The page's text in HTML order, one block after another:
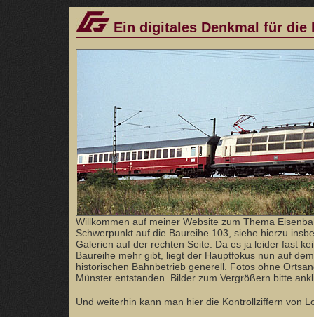
Ein digitales Denkmal für die
Willkommen auf meiner Website zum Thema
Schwerpunkt auf die Baureihe 103, siehe hierzu
Galerien auf der rechten Seite. Da es ja leider fast
Baureihe mehr gibt, liegt der Hauptfokus nun auf
historischen Bahnbetrieb generell. Fotos ohne
Münster entstanden. Bilder zum Vergrößern bitte
Und weiterhin kann man hier die Kontrollziffern von